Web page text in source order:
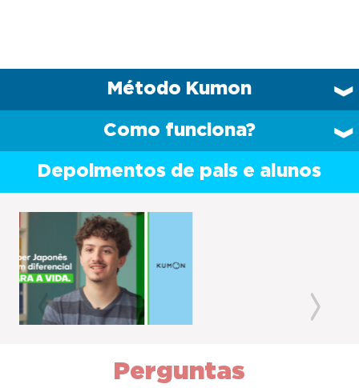
Método Kumon
Como funciona?
Depoimentos de pais e alunos
Previous
Perguntas